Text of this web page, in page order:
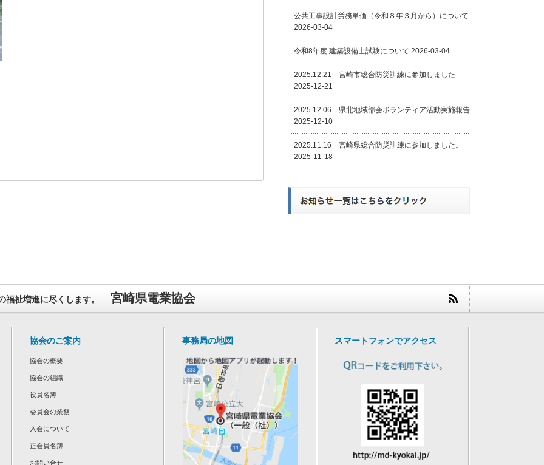
公共工事設計労務単価（令和８年３月から）について
2026-03-04
令和8年度 建築設備士試験について 2026-03-04
2025.12.21 宮崎市総合防災訓練に参加しました
2025-12-21
2025.12.06 県北地域部会ボランティア活動実施報告
2025-12-10
2025.11.16 宮崎県総合防災訓練に参加しました。
2025-11-18
祉増進に尽くします。 宮崎県電業協会
協会のご案内
協会の概要
協会の組織
役員名簿
委員会の業務
入会について
正会員名簿
お問い合せ
事務局の地図 スマートフォンでアクセス